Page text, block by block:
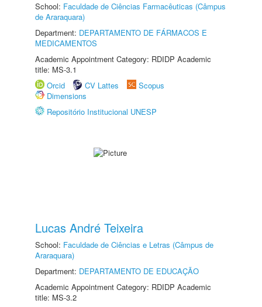
School: Faculdade de Ciências Farmacêuticas (Câmpus
de Araraquara)
Department: DEPARTAMENTO DE FÁRMACOS E
MEDICAMENTOS
Academic Appointment Category: RDIDP Academic
title: MS-3.1
Orcid
CV Lattes
Scopus
Dimensions
Repositório Institucional UNESP
Lucas André Teixeira
School: Faculdade de Ciências e Letras (Câmpus de
Araraquara)
Department: DEPARTAMENTO DE EDUCAÇÃO
Academic Appointment Category: RDIDP Academic
title: MS-3.2